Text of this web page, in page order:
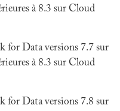
à 8.3 sur Cloud
for Data versions 7.7 sur
à 8.3 sur Cloud
for Data versions 7.8 sur